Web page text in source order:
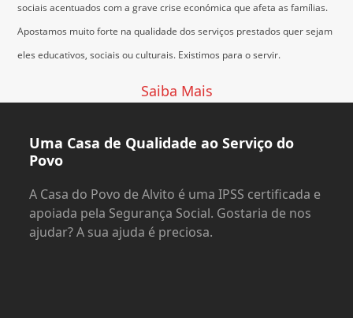
sociais acentuados com a grave crise económica que afeta as famílias.
Apostamos muito forte na qualidade dos serviços prestados quer sejam
eles educativos, sociais ou culturais. Existimos para o servir.
Saiba Mais
Uma Casa de Qualidade ao Serviço do
Povo
A Casa do Povo de Alvito é uma IPSS certificada e
apoiada pela Segurança Social. Gostaria de nos
ajudar? A sua ajuda é preciosa.